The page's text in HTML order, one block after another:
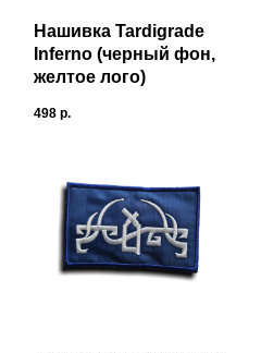
Нашивка Tardigrade
Inferno (черный фон,
желтое лого)
498 р.